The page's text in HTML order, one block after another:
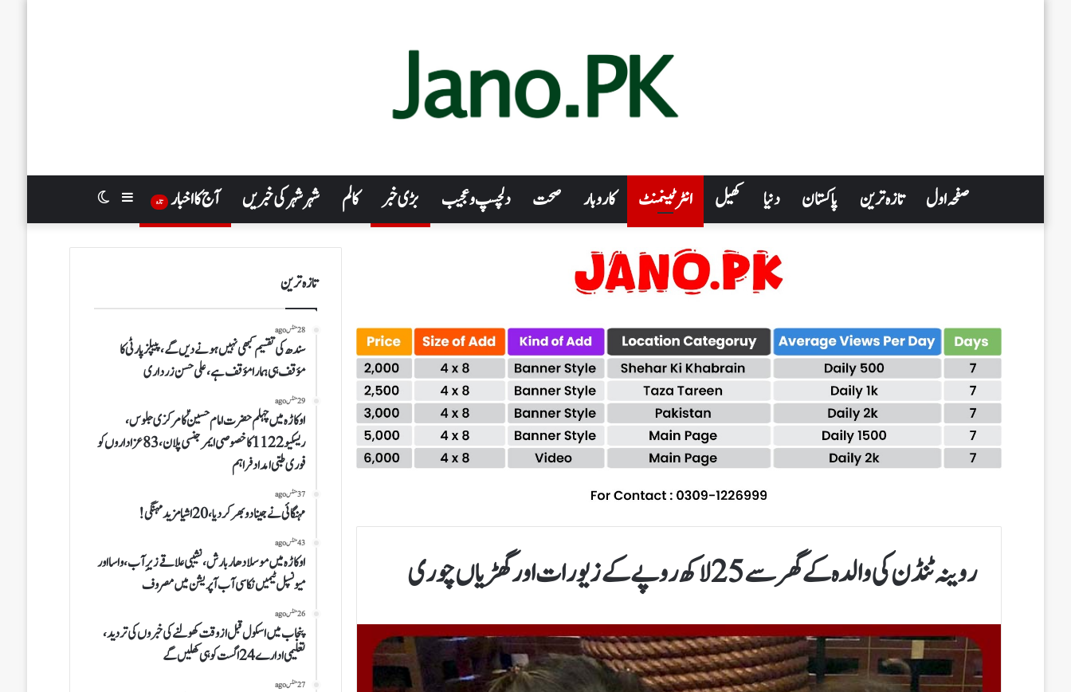
صفحہ اول تازہ ترین پاکستان دنیا کھیل انٹرٹینمنٹ کاروبار صحت دلچسپ و عجیب بڑی خبر کالم شہر شہر کی خبریں آج کا اخبار تازہ Switch
skin
Sidebar
روینہ ٹنڈن کی والدہ کے گھر سے 25 لاکھ روپے کے زیورات اور گھڑیاں چوری
تازہ ترین
28 منٹس ago
سندھ کی تقسیم کبھی نہیں ہونے دیں گے، پیپلزپارٹی کا
مؤقف ہی ہمارا مؤقف ہے، علی حسن زرداری
29 منٹس ago
اوکاڑہ میں چہلم حضرت امام حسینؑ کا مرکزی جلوس،
ریسکیو 1122 کا خصوصی ایمرجنسی پلان، 83 عزاداروں کو
فوری طبی امداد فراہم
37 منٹس ago
مہنگائی نے جینادوبھر کردیا،20اشیامزید مہنگی!
43 منٹس ago
اوکاڑہ میں موسلا دھار بارش، نشیبی علاقے زیرِ آب، واسا اور
میونسپل ٹیمیں نکاسی آب آپریشن میں مصروف
26 منٹس ago
پنجاب میں اسکول قبل از وقت کھولنے کی خبروں کی تردید،
تعلیمی ادارے 24 اگست کو ہی کھلیں گے
27 منٹس ago